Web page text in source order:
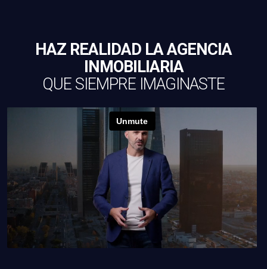
HAZ REALIDAD LA AGENCIA
INMOBILIARIA
QUE SIEMPRE IMAGINASTE